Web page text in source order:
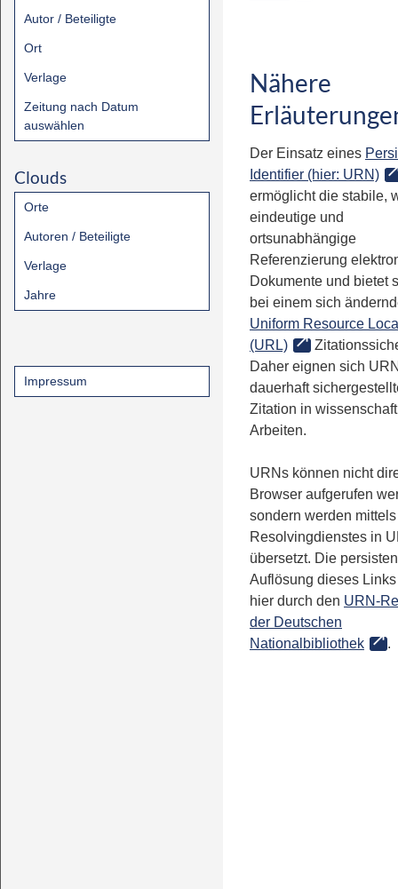
Autor / Beteiligte
Ort
Verlage
Zeitung nach Datum
auswählen
Clouds
Orte
Autoren / Beteiligte
Verlage
Jahre
Impressum
Nähere
Der Einsatz eines
Identifier (hier: URN)
ermöglicht die stabile,
eindeutige und
ortsunabhängige
Referenzierung
Dokumente und bietet
bei einem sich
Uniform Resource
(URL)
Daher eignen sich
dauerhaft
Zitation in
Arbeiten.
URNs können nicht
Browser aufgerufen
sondern werden
Resolvingdienstes in
übersetzt. Die
Auflösung dieses
hier durch den URN-
der Deutschen
Nationalbibliothek
.